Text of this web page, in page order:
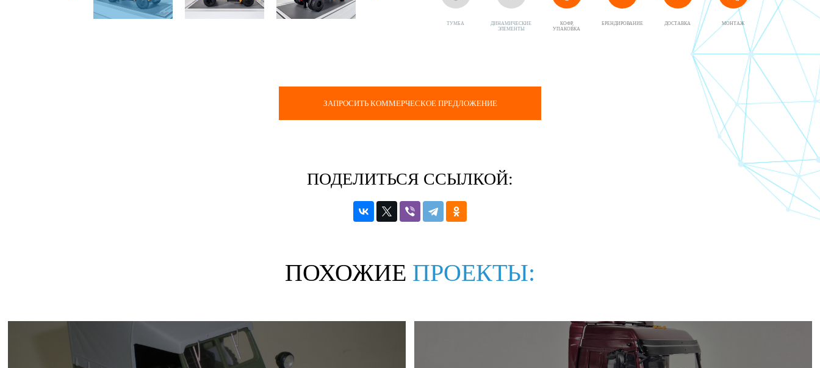
ТУМБА
ДИНАМИЧЕСКИЕ
ЭЛЕМЕНТЫ
КОФР,
УПАКОВКА
БРЕНДИРОВАНИЕ ДОСТАВКА МОНТАЖ
ЗАПРОСИТЬ КОММЕРЧЕСКОЕ ПРЕДЛОЖЕНИЕ
ПОДЕЛИТЬСЯ ССЫЛКОЙ:
ПОХОЖИЕ ПРОЕКТЫ: